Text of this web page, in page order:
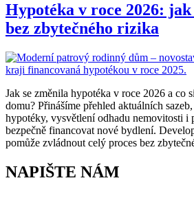
Hypotéka v roce 2026:
bez zbytečného rizika
Jak se změnila hypotéka v roce 2026 a co
domu? Přinášíme přehled aktuálních
hypotéky, vysvětlení odhadu nemovitosti i
bezpečně financovat nové bydlení.
pomůže zvládnout celý proces bez
NAPIŠTE NÁM